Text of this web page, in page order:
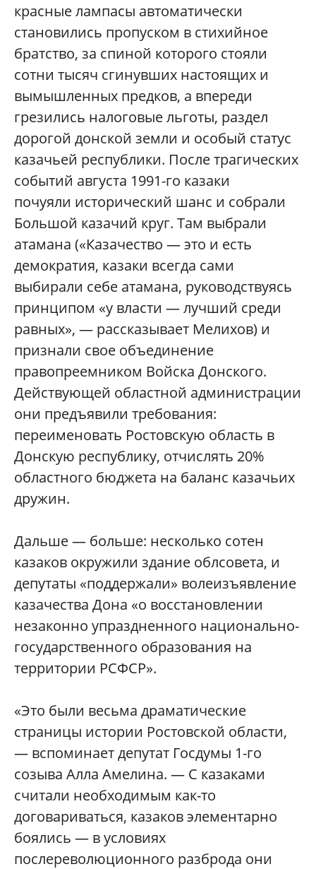
красные лампасы автоматически
становились пропуском в стихийное
братство, за спиной которого стояли
сотни тысяч сгинувших настоящих и
вымышленных предков, а впереди
грезились налоговые льготы, раздел
дорогой донской земли и особый статус
казачьей республики. После трагических
событий августа 1991-го казаки
почуяли исторический шанс и собрали
Большой казачий круг. Там выбрали
атамана («Казачество — это и есть
демократия, казаки всегда сами
выбирали себе атамана, руководствуясь
принципом «у власти — лучший среди
равных», — рассказывает Мелихов) и
признали свое объединение
правопреемником Войска Донского.
Действующей областной администрации
они предъявили требования:
переименовать Ростовскую область в
Донскую республику, отчислять 20%
областного бюджета на баланс казачьих
дружин.
Дальше — больше: несколько сотен
казаков окружили здание облсовета, и
депутаты «поддержали» волеизъявление
казачества Дона «о восстановлении
незаконно упраздненного национально-
государственного образования на
территории РСФСР».
«Это были весьма драматические
страницы истории Ростовской области,
— вспоминает депутат Госдумы 1-го
созыва Алла Амелина. — С казаками
считали необходимым как-то
договариваться, казаков элементарно
боялись — в условиях
послереволюционного разброда они